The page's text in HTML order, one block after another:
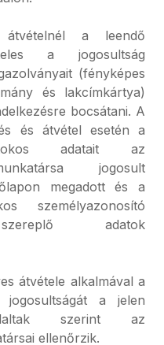
a leendő
a jogosultság
(fényképes
és lakcímkártya)
bocsátani. A
és átvétel esetén a
adatait az
jogosult
megadott és a
személyazonosító
adatok
átvétele alkalmával a
jogosultságát a jelen
szerint az
ellenőrzik.